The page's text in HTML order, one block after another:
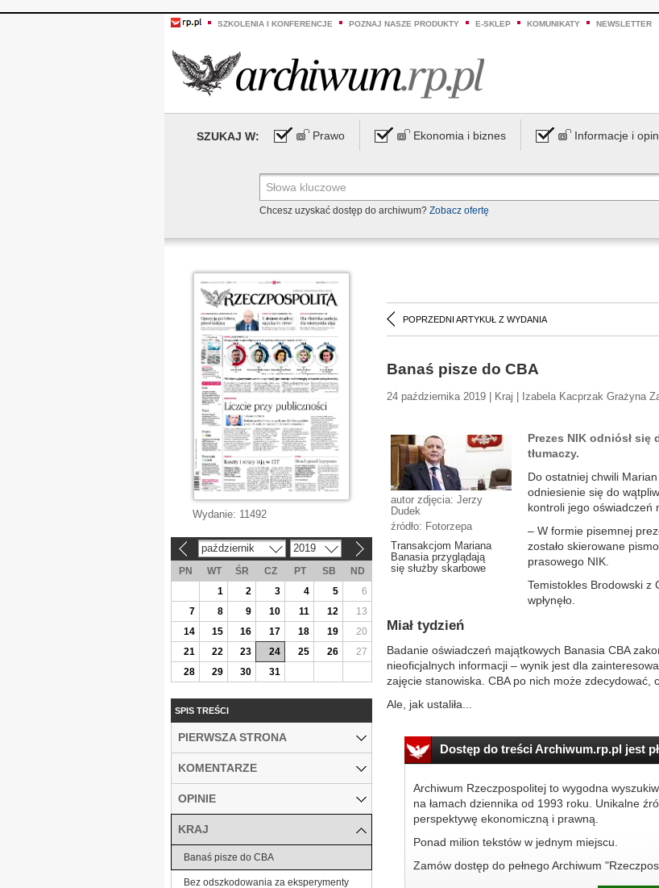
SZKOLENIA I KONFERENCJE POZNAJ NASZE PRODUKTY E-SKLEP KOMUNIKATY NEWSLETTER
SZUKAJ W: Prawo Ekonomia i biznes Informacje i
Chcesz uzyskać dostęp do archiwum? Zobacz ofertę
POPRZEDNI ARTYKUŁ Z WYDANIA
Banaś pisze do CBA
24 października 2019 | Kraj | Izabela Kacprzak Grażyna
autor zdjęcia: Jerzy
Dudek
źródło: Fotorzepa
Transakcjom Mariana
Banasia przyglądają
się służby skarbowe
Prezes NIK odniósł
tłumaczy.
Do ostatniej chwili
odniesienie się do
kontroli jego oświadczeń
– W formie pisemnej
zostało skierowane
prasowego NIK.
Temistokles Brodowski z
wpłynęło.
Miał tydzień
Badanie oświadczeń majątkowych Banasia CBA
nieoficjalnych informacji – wynik jest dla
zajęcie stanowiska. CBA po nich może zdecydować,
Ale, jak ustaliła...
Dostęp do treści Archiwum.rp.pl jest
Archiwum Rzeczpospolitej to wygodna
na łamach dziennika od 1993 roku. Unikalne
perspektywę ekonomiczną i prawną.
Ponad milion tekstów w jednym miejscu.
Zamów dostęp do pełnego Archiwum
Wydanie: 11492
październik 2019
PN WT ŚR CZ PT SB
ND
1
2 3 4 5
6
7
8 9 10 11 12
13
14
15 16 17 18 19
20
21
22 23 24 25 26
27
28
29 30 31
SPIS TREŚCI
PIERWSZA STRONA
KOMENTARZE
OPINIE
KRAJ
Banaś pisze do CBA
Bez odszkodowania za eksperymenty